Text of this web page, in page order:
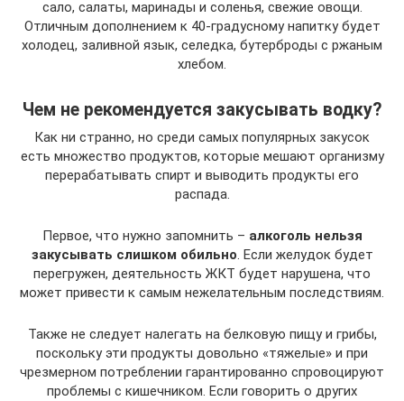
сало, салаты, маринады и соленья, свежие овощи.
Отличным дополнением к 40-градусному напитку будет
холодец, заливной язык, селедка, бутерброды с ржаным
хлебом.
Чем не рекомендуется закусывать водку?
Как ни странно, но среди самых популярных закусок
есть множество продуктов, которые мешают организму
перерабатывать спирт и выводить продукты его
распада.
Первое, что нужно запомнить – алкоголь нельзя
закусывать слишком обильно. Если желудок будет
перегружен, деятельность ЖКТ будет нарушена, что
может привести к самым нежелательным последствиям.
Также не следует налегать на белковую пищу и грибы,
поскольку эти продукты довольно «тяжелые» и при
чрезмерном потреблении гарантированно спровоцируют
проблемы с кишечником. Если говорить о других